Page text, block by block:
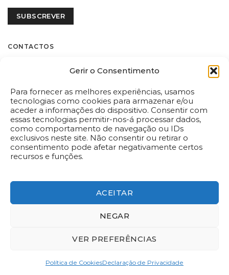
Gerir o Consentimento
Para fornecer as melhores experiências, usamos
tecnologias como cookies para armazenar e/ou
aceder a informações do dispositivo. Consentir com
essas tecnologias permitir-nos-á processar dados,
como comportamento de navegação ou IDs
exclusivos neste site. Não consentir ou retirar o
consentimento pode afetar negativamente certos
recursos e funções.
ACEITAR
NEGAR
VER PREFERÊNCIAS
Política de CookiesDeclaração de Privacidade
SUBSCREVER
CONTACTOS
1070-051 – Lisboa
Tel:(+351) 213 872 454
Chamada para a rede fixa nacional
flores@flores.pt
Dispomos de livro de reclamações eletrónico em
www.livroreclamacoes.pt